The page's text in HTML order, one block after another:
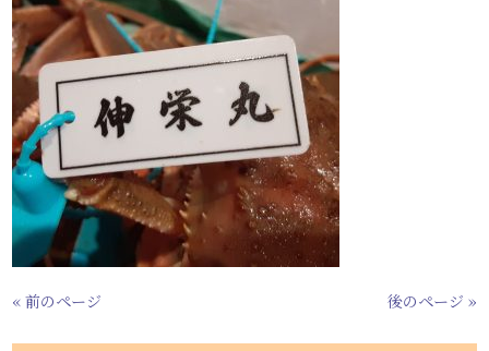
« 前のページ 後のページ »